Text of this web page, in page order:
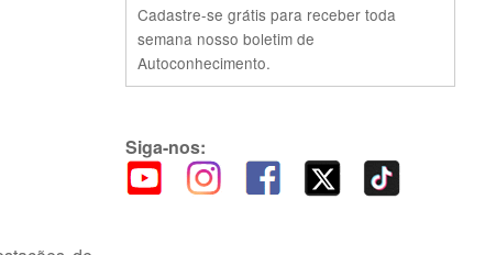
Cadastre-se grátis para receber toda
semana nosso boletim de
Autoconhecimento.
Siga-nos: